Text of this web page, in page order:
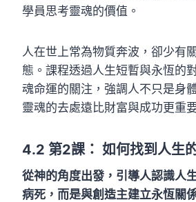
學員思考靈魂的價值。
人在世上常為物質奔波，卻少有
態。課程透過人生短暫與永恆的
魂命運的關注，強調人不只是身
靈魂的去處遠比財富與成功更重
4.2 第2課： 如何找到人生
從神的角度出發，引導人認識人
病死，而是與創造主建立永恆關